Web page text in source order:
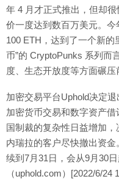
年 4 月才正式推出，但却
价一度达到数百万美元。
100 ETH，达到了一个新的
币”的 CryptoPunks 系列而
度、生态开放度等方面碾压
加密交易平台Uphold决定
加密货币交易和数字资产
国制裁的复杂性日益增加
内瑞拉的客户尽快撤出资
续到7月31日，会从9月30
（uphold.com）[2022/6/24